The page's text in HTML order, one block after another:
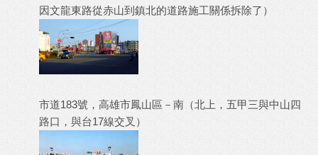
因文龍東路從赤山到鎮北的道路施工關係拆除了）
市道183號，高雄市鳳山區－南（北上，五甲三與中山四
路口，與台17線交叉）